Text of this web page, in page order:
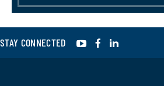
STAY CONNECTED YouTubeFacebook